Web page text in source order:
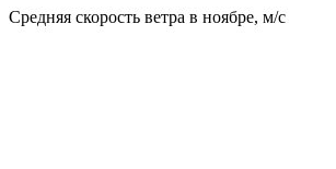
Средняя скорость ветра в ноябре, м/с